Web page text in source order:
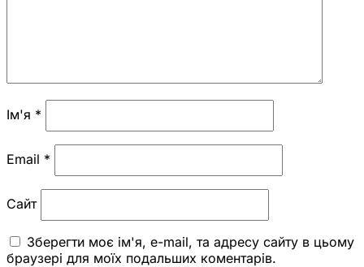
Ім'я *
Email *
Сайт
Зберегти моє ім'я, e-mail, та адресу сайту в цьому
браузері для моїх подальших коментарів.